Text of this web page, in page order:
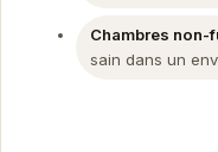
Chambres non-
sain dans un